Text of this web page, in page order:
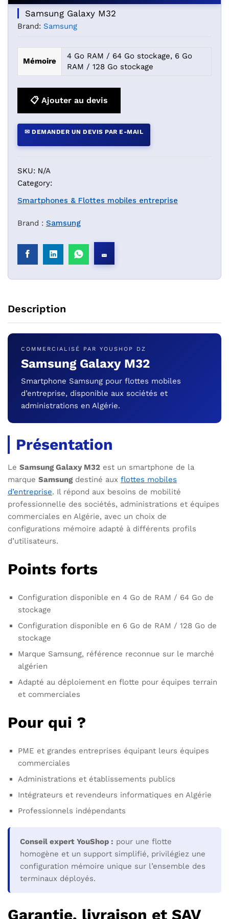
Samsung Galaxy M32
Brand: Samsung
Mémoire
4 Go RAM / 64 Go stockage, 6 Go
RAM / 128 Go stockage
📋 Ajouter au devis
✉ DEMANDER UN DEVIS PAR E-MAIL
SKU: N/A
Category:
Smartphones & Flottes mobiles entreprise
Brand : Samsung
Description
COMMERCIALISÉ PAR YOUSHOP DZ
Samsung Galaxy M32
Smartphone Samsung pour flottes mobiles
d’entreprise, disponible aux sociétés et
administrations en Algérie.
Présentation
Le Samsung Galaxy M32 est un smartphone de la
marque Samsungdestiné aux flottes mobiles
d’entreprise. Il répond aux besoins de mobilité
professionnelle des sociétés, administrations et équipes
commerciales en Algérie, avec un choix de
configurations mémoire adapté à différents profils
d’utilisateurs.
Points forts
Configuration disponible en 4 Go de RAM / 64 Go de
stockage
Configuration disponible en 6 Go de RAM / 128 Go de
stockage
Marque Samsung, référence reconnue sur le marché
algérien
Adapté au déploiement en flotte pour équipes terrain
et commerciales
Pour qui ?
PME et grandes entreprises équipant leurs équipes
commerciales
Administrations et établissements publics
Intégrateurs et revendeurs informatiques en Algérie
Professionnels indépendants
Conseil expert YouShop : pour une flotte
homogène et un support simplifié, privilégiez une
configuration mémoire unique sur l’ensemble des
terminaux déployés.
Garantie, livraison et SAV